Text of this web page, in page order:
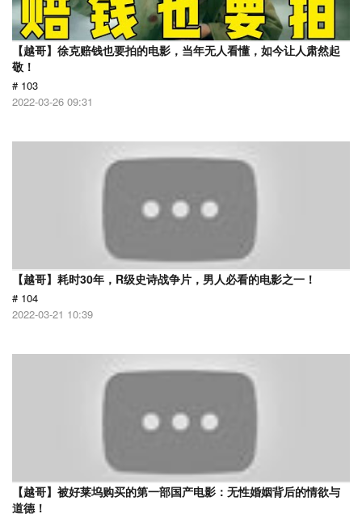
【越哥】徐克赔钱也要拍的电影，当年无人看懂，如今让人肃然起
敬！
# 103
2022-03-26 09:31
【越哥】耗时30年，R级史诗战争片，男人必看的电影之一！
# 104
2022-03-21 10:39
【越哥】被好莱坞购买的第一部国产电影：无性婚姻背后的情欲与
道德！